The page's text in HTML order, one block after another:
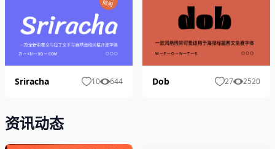
Sriracha 10 644 Dob 27 2520
资讯动态